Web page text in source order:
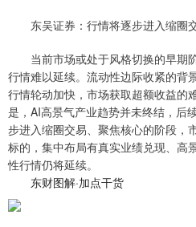
东吴证券：行情将逐步进入缩圈
当前市场或处于风格切换的早期
行情难以延续。流动性边际收紧的背
行情轮动加快，市场获取超额收益的
是，AI高景气产业趋势并未终结，后
步进入缩圈交易、聚焦核心的阶段，
标的，集中布局有真实业绩兑现、高
性行情仍将延续。
东财图解·加点干货